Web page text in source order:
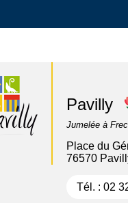
Pavilly
Jumelée à
Place du
76570
Tél. : 02